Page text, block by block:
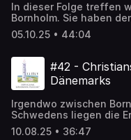
In dieser Folge treffen
Bornholm. Sie haben
dänische Insel in der
sie Dänemark
starten wir in diese
anschließend bei
Auswandern.
05.10.25 • 44:04
#42 -
Dänemarks
Irgendwo zwischen
Schwedens liegen die
sie, weil sie so klein
ist heute historische
10.08.25 • 36:47